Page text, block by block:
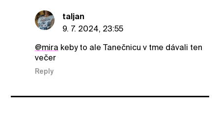
taljan
9. 7. 2024, 23:55
@mira keby to ale Tanečnicu v tme dávali ten
večer
Reply